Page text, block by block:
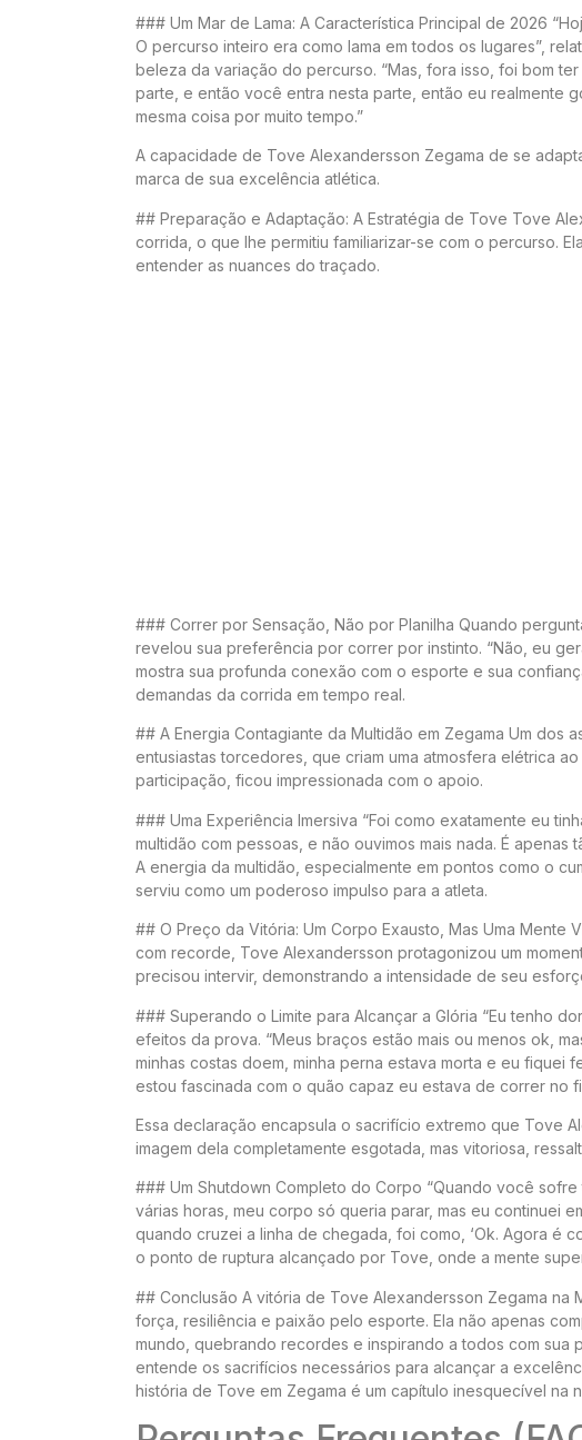
### Um Mar de Lama: A Característica Principal de 2026
O percurso inteiro era como lama em todos os lugares”,
beleza da variação do percurso. “Mas, fora isso, foi bom
parte, e então você entra nesta parte, então eu realmente
mesma coisa por muito tempo.”
A capacidade de Tove Alexandersson Zegama de se
marca de sua excelência atlética.
## Preparação e Adaptação: A Estratégia de Tove Tove
corrida, o que lhe permitiu familiarizar-se com o percurso.
entender as nuances do traçado.
### Correr por Sensação, Não por Planilha Quando
revelou sua preferência por correr por instinto. “Não, eu
mostra sua profunda conexão com o esporte e sua
demandas da corrida em tempo real.
## A Energia Contagiante da Multidão em Zegama Um dos
entusiastas torcedores, que criam uma atmosfera elétrica
participação, ficou impressionada com o apoio.
### Uma Experiência Imersiva “Foi como exatamente eu
multidão com pessoas, e não ouvimos mais nada. É
A energia da multidão, especialmente em pontos como o
serviu como um poderoso impulso para a atleta.
## O Preço da Vitória: Um Corpo Exausto, Mas Uma
com recorde, Tove Alexandersson protagonizou um
precisou intervir, demonstrando a intensidade de seu
### Superando o Limite para Alcançar a Glória “Eu tenho
efeitos da prova. “Meus braços estão mais ou menos ok,
minhas costas doem, minha perna estava morta e eu fiquei
estou fascinada com o quão capaz eu estava de correr no
Essa declaração encapsula o sacrifício extremo que Tove
imagem dela completamente esgotada, mas vitoriosa,
### Um Shutdown Completo do Corpo “Quando você
várias horas, meu corpo só queria parar, mas eu continuei
quando cruzei a linha de chegada, foi como, ‘Ok. Agora é
o ponto de ruptura alcançado por Tove, onde a mente
## Conclusão A vitória de Tove Alexandersson Zegama na
força, resiliência e paixão pelo esporte. Ela não apenas
mundo, quebrando recordes e inspirando a todos com sua
entende os sacrifícios necessários para alcançar a
história de Tove em Zegama é um capítulo inesquecível na